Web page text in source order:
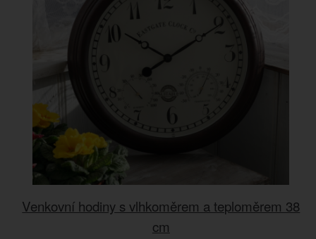
Venkovní hodiny s vlhkoměrem a teploměrem 38
cm